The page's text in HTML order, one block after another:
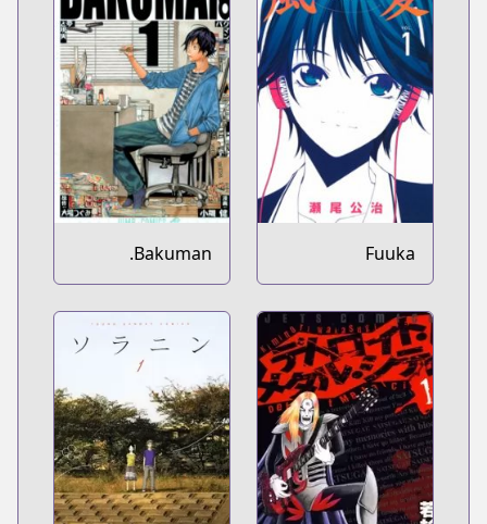
Fuuka
Bakuman.